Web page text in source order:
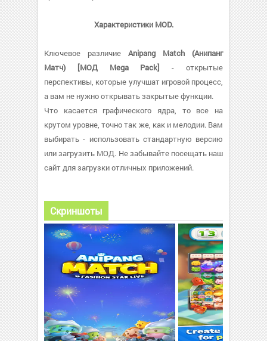
Характеристики MOD.
Ключевое различие Anipang Match (Анипанг
Матч) [МОД Mega Pack] - открытые
перспективы, которые улучшат игровой процесс,
а вам не нужно открывать закрытые функции.
Что касается графического ядра, то все на
крутом уровне, точно так же, как и мелодии. Вам
выбирать - использовать стандартную версию
или загрузить МОД. Не забывайте посещать наш
сайт для загрузки отличных приложений.
Скриншоты